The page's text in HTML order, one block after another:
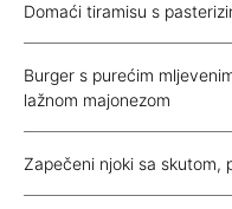
Domaći tiramisu s
Burger s purećim
lažnom majonezom
Zapečeni njoki sa skutom,